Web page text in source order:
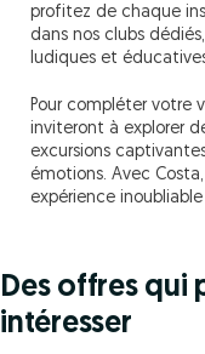
profitez de chaque
dans nos clubs
ludiques et
Pour compléter votre
inviteront à explorer
excursions
émotions. Avec
expérience inoubliable
Des offres qui
intéresser